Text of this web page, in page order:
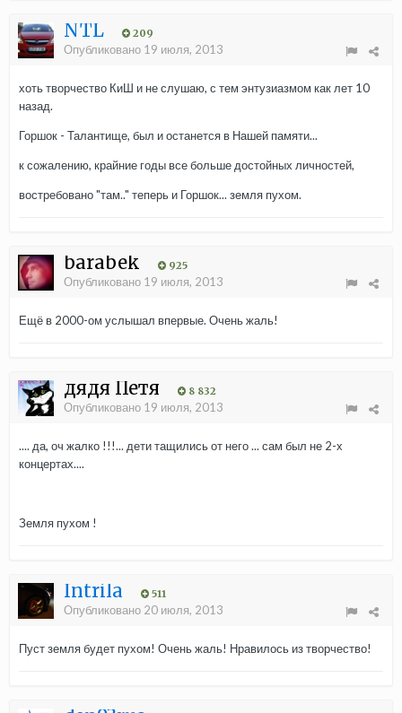
NTL 209
Опубликовано 19 июля, 2013
хоть творчество КиШ и не слушаю, с тем энтузиазмом как лет 10
назад.
Горшок - Талантище, был и останется в Нашей памяти...
к сожалению, крайние годы все больше достойных личностей,
востребовано "там.." теперь и Горшок... земля пухом.
barabek 925
Опубликовано 19 июля, 2013
Ещё в 2000-ом услышал впервые. Очень жаль!
дядя Петя 8 832
Опубликовано 19 июля, 2013
.... да, оч жалко !!!... дети тащились от него ... сам был не 2-х
концертах....
Земля пухом !
Intrila 511
Опубликовано 20 июля, 2013
Пуст земля будет пухом! Очень жаль! Нравилось из творчество!